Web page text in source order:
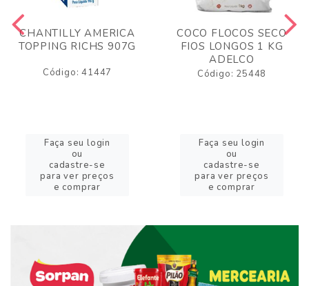
CHANTILLY AMERICA
TOPPING RICHS 907G
Código: 41447
Faça seu login
ou
cadastre-se
para ver preços
e comprar
COCO FLOCOS SECO
FIOS LONGOS 1 KG
ADELCO
Código: 25448
Faça seu login
ou
cadastre-se
para ver preços
e comprar